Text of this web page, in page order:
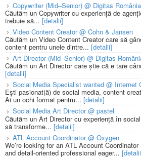
Copywriter (Mid–Senior) @ Digitas România
Căutăm un Copywriter cu experiență de
trebuie să... [detalii]
Video Content Creator @ Cohn & Jansen
Căutăm un Video Content Creator care să
content pentru unele dintre... [detalii]
Art Director (Mid–Senior) @ Digitas
Căutăm un Art Director care știe că e tare
[detalii]
Social Media Specialist wanted @ Internet
Ești pasionat(ă) de social media, content
Ai un ochi format pentru... [detalii]
Social Media Art Director @ pastel
Căutăm un Art Director cu experiență în
să transforme... [detalii]
ATL Account Coordinator @ Oxygen
We’re looking for an ATL Account
and detail-oriented professional eager...